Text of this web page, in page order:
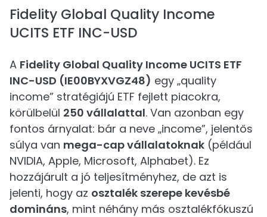
Fidelity Global Quality Income
UCITS ETF INC-USD
A Fidelity Global Quality Income UCITS ETF
INC-USD (IE00BYXVGZ48) egy „quality
income” stratégiájú ETF fejlett piacokra,
körülbelül 250 vállalattal. Van azonban egy
fontos árnyalat: bár a neve „income”, jelentős
súlya van mega-cap vállalatoknak (például
NVIDIA, Apple, Microsoft, Alphabet). Ez
hozzájárult a jó teljesítményhez, de azt is
jelenti, hogy az osztalék szerepe kevésbé
domináns, mint néhány más osztalékfókuszú